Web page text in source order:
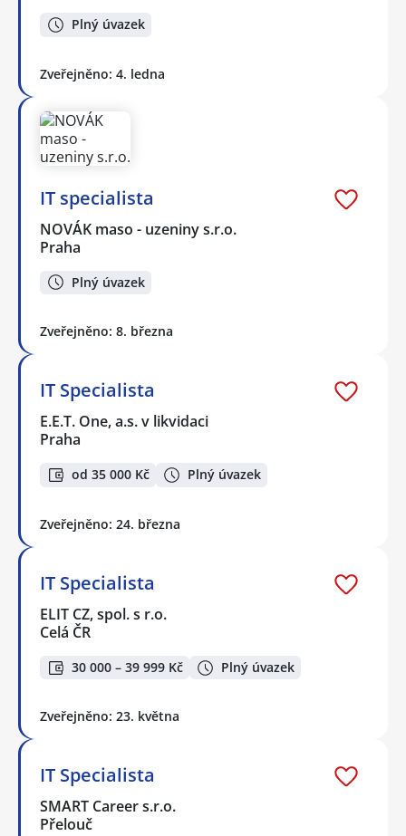
Plný úvazek
Zveřejněno: 4. ledna
IT specialista
NOVÁK maso - uzeniny s.r.o.
Praha
Plný úvazek
Zveřejněno: 8. března
IT Specialista
E.E.T. One, a.s. v likvidaci
Praha
od 35 000 Kč Plný úvazek
Zveřejněno: 24. března
IT Specialista
ELIT CZ, spol. s r.o.
Celá ČR
30 000 – 39 999 Kč Plný úvazek
Zveřejněno: 23. května
IT Specialista
SMART Career s.r.o.
Přelouč